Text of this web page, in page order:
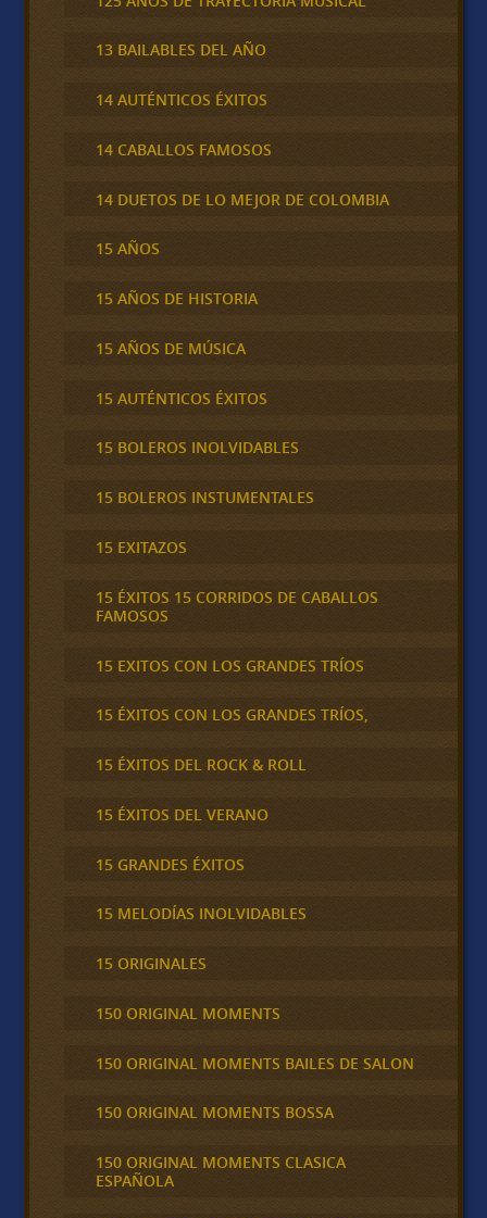
13 BAILABLES DEL AÑO
14 AUTÉNTICOS ÉXITOS
14 CABALLOS FAMOSOS
14 DUETOS DE LO MEJOR DE COLOMBIA
15 AÑOS
15 AÑOS DE HISTORIA
15 AÑOS DE MÚSICA
15 AUTÉNTICOS ÉXITOS
15 BOLEROS INOLVIDABLES
15 BOLEROS INSTUMENTALES
15 EXITAZOS
15 ÉXITOS 15 CORRIDOS DE CABALLOS
FAMOSOS
15 EXITOS CON LOS GRANDES TRÍOS
15 ÉXITOS CON LOS GRANDES TRÍOS,
15 ÉXITOS DEL ROCK & ROLL
15 ÉXITOS DEL VERANO
15 GRANDES ÉXITOS
15 MELODÍAS INOLVIDABLES
15 ORIGINALES
150 ORIGINAL MOMENTS
150 ORIGINAL MOMENTS BAILES DE SALON
150 ORIGINAL MOMENTS BOSSA
150 ORIGINAL MOMENTS CLASICA
ESPAÑOLA